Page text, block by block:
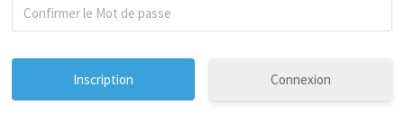
Connexion